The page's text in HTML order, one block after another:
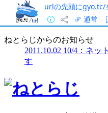
urlの先頭にgyo.tc/
通常